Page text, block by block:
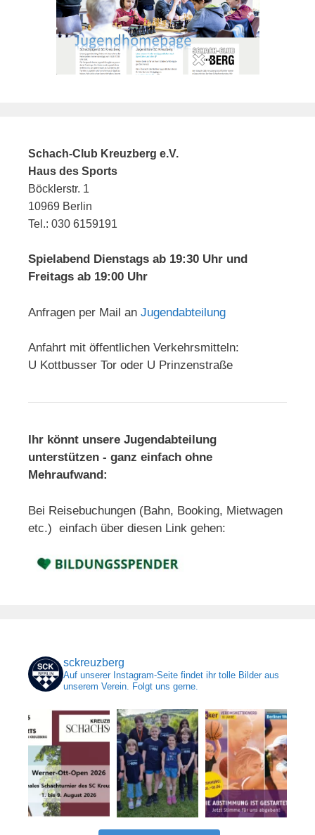
Schach-Club Kreuzberg e.V.
Haus des Sports
Böcklerstr. 1
10969 Berlin
Tel.: 030 6159191
Spielabend Dienstags ab 19:30 Uhr und
Freitags ab 19:00 Uhr
Anfragen per Mail an Jugendabteilung
Anfahrt mit öffentlichen Verkehrsmitteln:
U Kottbusser Tor oder U Prinzenstraße
Ihr könnt unsere Jugendabteilung
unterstützen - ganz einfach ohne
Mehraufwand:
Bei Reisebuchungen (Bahn, Booking, Mietwagen
etc.) einfach über diesen Link gehen:
sckreuzberg
Auf unserer Instagram-Seite findet ihr tolle Bilder aus
unserem Verein. Folgt uns gerne.